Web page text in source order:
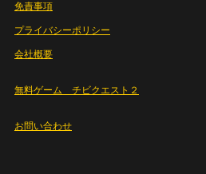
免責事項
プライバシーポリシー
会社概要
無料ゲーム チビクエスト２
お問い合わせ